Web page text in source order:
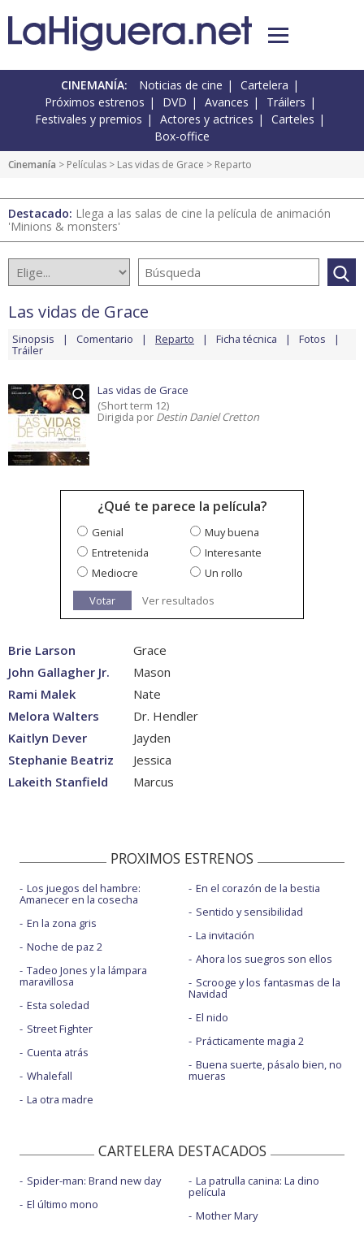
CINEMANÍA: Noticias de cine
Cartelera
Próximos estrenos
DVD Avances
Tráilers
Festivales y premios
Actores y actrices
Carteles
Box-office
Cinemanía > Películas > Las vidas de Grace > Reparto
Destacado: Llega a las salas de cine la película de animación
'Minions & monsters'
Las vidas de Grace
Sinopsis Comentario Reparto Ficha técnica Fotos
Tráiler
Las vidas de Grace
(Short term 12)
Dirigida por Destin Daniel Cretton
¿Qué te parece la película?
Genial
Muy buena
Entretenida
Interesante
Mediocre
Un rollo
Votar
Ver resultados
Brie Larson
Grace
John Gallagher Jr.
Mason
Rami Malek
Nate
Melora Walters
Dr. Hendler
Kaitlyn Dever
Jayden
Stephanie Beatriz
Jessica
Lakeith Stanfield
Marcus
PROXIMOS ESTRENOS
Los juegos del hambre:
Amanecer en la cosecha
En la zona gris
Noche de paz 2
Tadeo Jones y la lámpara
maravillosa
Esta soledad
Street Fighter
Cuenta atrás
Whalefall
La otra madre
En el corazón de la bestia
Sentido y sensibilidad
La invitación
Ahora los suegros son ellos
Scrooge y los fantasmas de la
Navidad
El nido
Prácticamente magia 2
Buena suerte, pásalo bien, no
mueras
CARTELERA DESTACADOS
Spider-man: Brand new day
El último mono
La patrulla canina: La dino
película
Mother Mary